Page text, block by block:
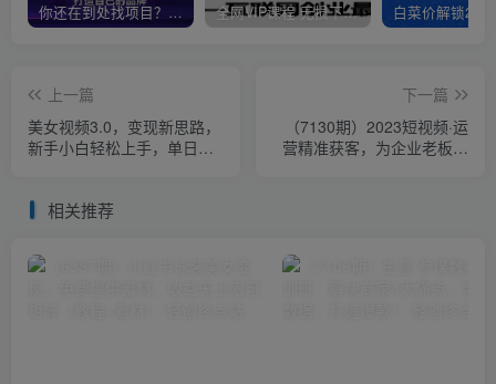
你还在到处找项目？还在当韭菜？我靠卖项目一个月收入5万+，曾经我也是个失败者。 全网VIP课程 无损下载~
上一篇
美女视频3.0，变现新思路，
新手小白轻松上手，单日可
下一篇
（7130期）2023短视频·运
营精准获客，为企业老板解
相关推荐